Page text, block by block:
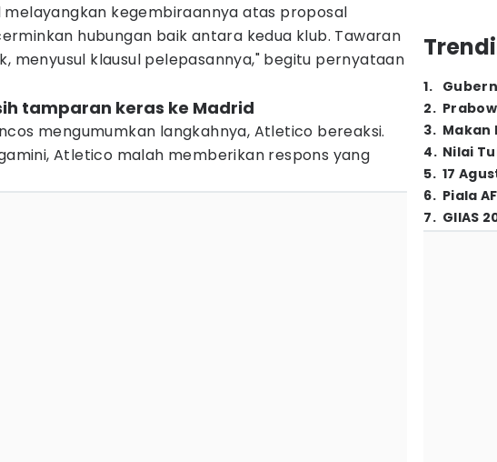
kegembiraannya atas proposal
hubungan baik antara kedua klub. Tawaran
menyusul klausul pelepasannya," begitu pernyataan
tamparan keras ke Madrid
mengumumkan langkahnya, Atletico bereaksi.
Atletico malah memberikan respons yang
1.
2.
3. Makan
4. Nilai
5. 17
6. Piala
7. GIIAS